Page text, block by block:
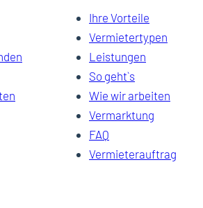
Ihre Vorteile
Vermietertypen
Leistungen
So geht`s
Wie wir arbeiten
Vermarktung
FAQ
Vermieterauftrag